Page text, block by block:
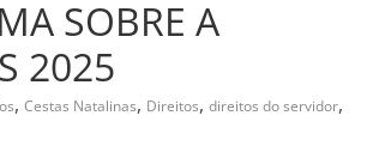
SOBRE A
2025
, Cestas Natalinas, Direitos, direitos do servidor,